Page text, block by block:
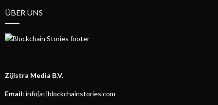
ÜBER UNS
Zijlstra Media B.V.
Email: info[at]blockchainstories.com